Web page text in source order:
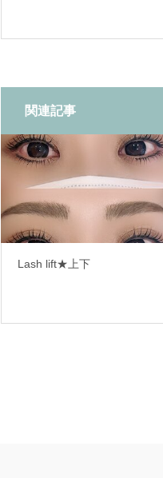
関連記事
Lash lift★上下